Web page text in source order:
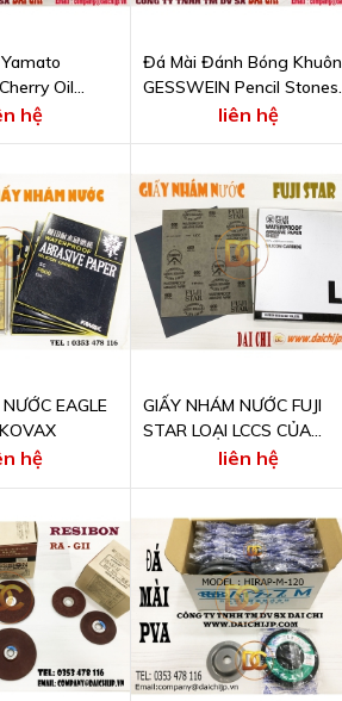
Oil
hệ
Đá Mài Đánh Bóng Khuôn
GESSWEIN Pencil Stones
liên hệ
EAGLE
hệ
GIẤY NHÁM NƯỚC FUJI
STAR LOẠI LCCS CỦA
SANKYO RIKAGAKU
liên hệ